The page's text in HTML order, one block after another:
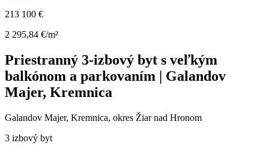
213 100 €
2 295,84 €/m²
Priestranný 3-izbový byt s veľkým
balkónom a parkovaním | Galandov
Majer, Kremnica
Galandov Majer, Kremnica, okres Žiar nad Hronom
3 izbový byt